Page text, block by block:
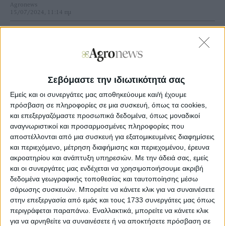
Σεβόμαστε την ιδιωτικότητά σας
Εμείς και οι συνεργάτες μας αποθηκεύουμε και/ή έχουμε
πρόσβαση σε πληροφορίες σε μια συσκευή, όπως τα cookies,
και επεξεργαζόμαστε προσωπικά δεδομένα, όπως μοναδικοί
αναγνωριστικοί και προσαρμοσμένες πληροφορίες που
αποστέλλονται από μια συσκευή για εξατομικευμένες διαφημίσεις
και περιεχόμενο, μέτρηση διαφήμισης και περιεχομένου, έρευνα
ακροατηρίου και ανάπτυξη υπηρεσιών. Με την άδειά σας, εμείς
και οι συνεργάτες μας ενδέχεται να χρησιμοποιήσουμε ακριβή
δεδομένα γεωγραφικής τοποθεσίας και ταυτοποίησης μέσω
σάρωσης συσκευών. Μπορείτε να κάνετε κλικ για να συναινέσετε
στην επεξεργασία από εμάς και τους 1733 συνεργάτες μας όπως
περιγράφεται παραπάνω. Εναλλακτικά, μπορείτε να κάνετε κλικ
για να αρνηθείτε να συναινέσετε ή να αποκτήσετε πρόσβαση σε
Agronews
15/07/2024, 11:14 πμ
Εν τω µεταξύ γίνεται ολοένα πιο υποσχόµενη η σοδειά
στις ΗΠΑ, καθώς φαίνεται πως οι εκτάσεις είναι
ανεβασµένες και οι νέες εκτιµήσεις παραγωγής
εκκοκκισµένου πλησιάζουν συνεχώς περισσότερο στα 18
εκατ. δέµατα. Σε συνδυασµό µε τη γενικευµένη πτώση στα
χρηµατιστήρια εµπορευµάτων φαντάζει πολύ δύσκολο για
το βαµβάκι να διαχωριστεί και να δοκιµάσει υψηλότερες
τιµές. Μόνο η Κίνα θα µπορέσει να αναστρέψει το
σκηνικό, εφόσον βγει αγοραστής σύντοµα.
ΕΛΛΗΝΙΚΗ ΑΓΟΡΑ
Για άλλη µια εβδοµάδα δεν υπάρχει κινητικότητα µε τους
βασικούς µας αγοραστές να απέχουν. Θεωρητικά αυτό
µπορεί να δικαιολογηθεί από την εκτίµηση των
αγοραστών πως το βάµβακι µπορεί να πιεστεί και άλλο